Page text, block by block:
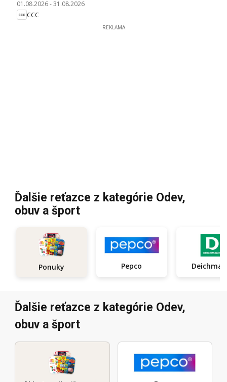
01.08.2026-31.08.2026
CCC
REKLAMA
Ďalšie reťazce z kategórie Odev,
obuv a šport
Ponuky Pepco
Ďalšie reťazce z kategórie Odev,
obuv a šport